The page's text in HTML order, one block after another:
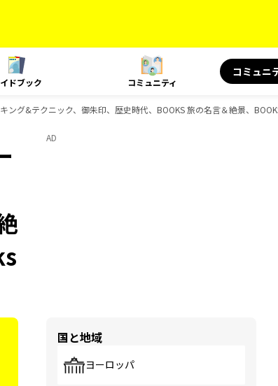
ドブック コミュニティ
コミュニ
グ&テクニック、御朱印、歴史時代、BOOKS 旅の名言＆絶景、
AD
国と地域
ヨーロッパ